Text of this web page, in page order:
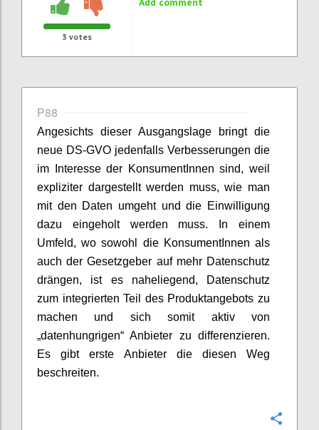
3 votes
P88
Angesichts dieser Ausgangslage bringt die
neue DS-GVO jedenfalls Verbesserungen die
im Interesse der KonsumentInnen sind, weil
expliziter dargestellt werden muss, wie man
mit den Daten umgeht und die Einwilligung
dazu eingeholt werden muss. In einem
Umfeld, wo sowohl die KonsumentInnen als
auch der Gesetzgeber auf mehr Datenschutz
drängen, ist es naheliegend, Datenschutz
zum integrierten Teil des Produktangebots zu
machen und sich somit aktiv von
„datenhungrigen“ Anbieter zu differenzieren.
Es gibt erste Anbieter die diesen Weg
beschreiten.